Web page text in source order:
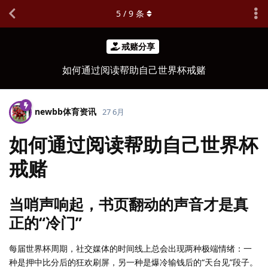
戒赌分享
如何通过阅读帮助自己世界杯戒赌
5 / 9 条
newbb体育资讯 27 6月
如何通过阅读帮助自己世界杯
戒赌
当哨声响起，书页翻动的声音才是真
正的“冷门”
每届世界杯周期，社交媒体的时间线上总会出现两种极端情绪：一
种是押中比分后的狂欢刷屏，另一种是爆冷输钱后的“天台见”段子。